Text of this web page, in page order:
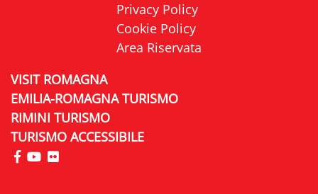
Privacy Policy
Cookie Policy
Area Riservata
VISIT ROMAGNA
EMILIA-ROMAGNA TURISMO
RIMINI TURISMO
TURISMO ACCESSIBILE
visita la pagina Facebook di Riviera di Rimini
visita la pagina YouTube di Riviera di Rimini
visita la pagina Flickr di Riviera di Rimini